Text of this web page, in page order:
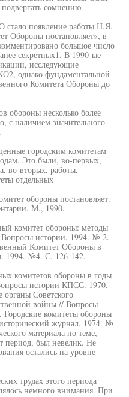
сомнению.
появление работы Н.Я.
Обороны постановляет», в
большое число
секретных1. В 1990-ые
исследующие
однако фундаментальной
Комитета Обороны до
обороны несколько более
с наличием значительного
городским комитетам
Это были, во-первых,
во-вторых, работы,
отдельных
обороны постановляет.
М., 1990.
комитет обороны: методы
Вопросы истории. 1994. № 2.
Комитет Обороны в
1994. №4. С. 126-142.
комитетов обороны в годы
истории КПСС. 1970.
Советского
войны // Вопросы
комитеты обороны
журнал. 1974. №
материала по теме,
период, был невелик. Не
остались на уровне
трудах этого периода
немного внимания. При